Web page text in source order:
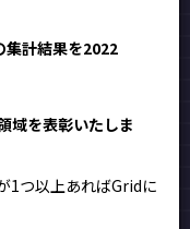
集計結果を2022
域を表彰いたしま
1つ以上あればGridに